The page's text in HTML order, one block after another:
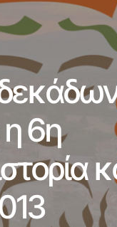
6η